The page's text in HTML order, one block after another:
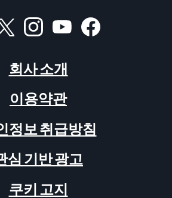
회사 소개
이용약관
정보 취급방침
심 기반 광고
쿠키 고지